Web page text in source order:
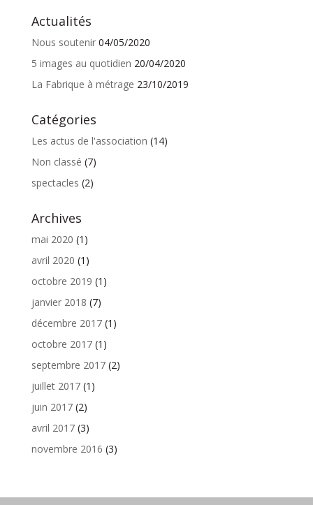
Actualités
Nous soutenir 04/05/2020
5 images au quotidien 20/04/2020
La Fabrique à métrage 23/10/2019
Catégories
Les actus de l'association (14)
Non classé (7)
spectacles (2)
Archives
mai 2020 (1)
avril 2020 (1)
octobre 2019 (1)
janvier 2018 (7)
décembre 2017(1)
octobre 2017(1)
septembre 2017(2)
juillet 2017(1)
juin 2017(2)
avril 2017(3)
novembre 2016 (3)